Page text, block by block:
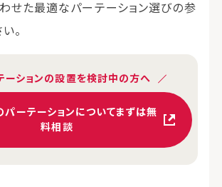
せた最適なパーテーション選びの参
。
ーションの設置を検討中の方へ
パーテーションについてまずは無
料相談